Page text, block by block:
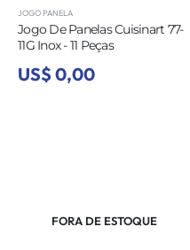
JOGO PANELA
Jogo De Panelas Cuisinart 77-
11G Inox - 11 Peças
US$ 0,00
FORA DE ESTOQUE